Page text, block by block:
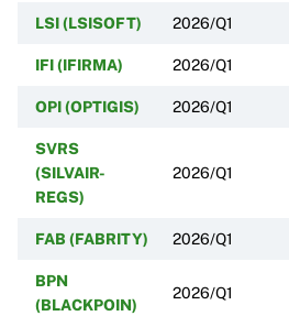
LSI (LSISOFT) 2026/Q1
IFI (IFIRMA) 2026/Q1
OPI (OPTIGIS) 2026/Q1
SVRS
(SILVAIR-
REGS)
2026/Q1
FAB (FABRITY) 2026/Q1
BPN
(BLACKPOIN)
2026/Q1